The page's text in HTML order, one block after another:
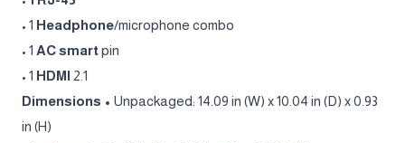
• 1 Headphone/microphone combo
• 1 AC smartpin
• 1 HDMI 2.1
Dimensions • Unpackaged: 14.09 in (W) x 10.04 in (D) x 0.93
in (H)